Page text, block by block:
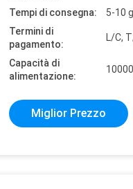
Tempi di consegna:
5-10
Termini di
pagamento:
L/C,
Capacità di
alimentazione:
Miglior Prezzo